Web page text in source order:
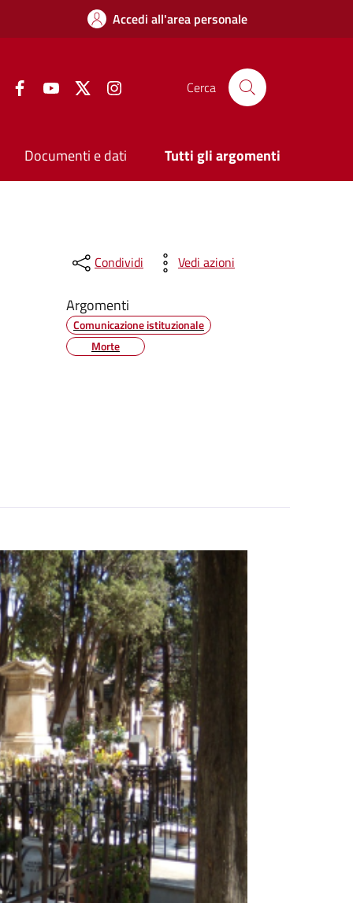
Accedi all'area personale
FacebookYouTube Twitter Cerca
Documenti e dati Tutti gli argomenti
Condividi Vedi azioni
Argomenti
Comunicazione istituzionale
Morte